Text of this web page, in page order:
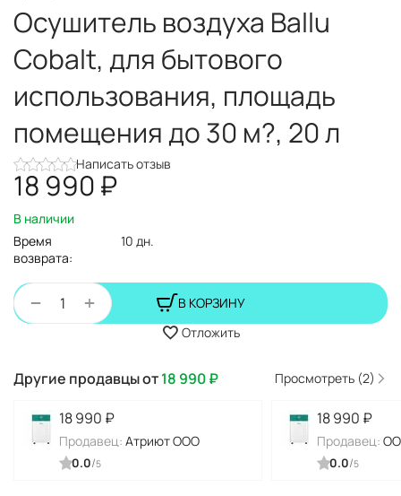
Осушитель воздуха Ballu
Cobalt, для бытового
использования, площадь
помещения до 30 м?, 20 л
Написать отзыв
18 990₽
В наличии
Время
возврата:
10 дн.
+
−
В КОРЗИНУ
Отложить
Другие продавцы от18 990₽ Просмотреть (2)
18 990 ₽
Продавец: Атриют ООО
0.0/5
18 990 ₽
Продавец:
0.0/5